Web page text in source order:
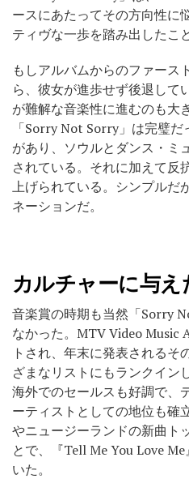
ースにあたってその方向性に
ティヴな一歩を踏み出したこ
もしアルバムからのファース
ら、彼女が進歩せず後退して
が難解な音楽性に進むのも大
「Sorry Not Sorry」は完璧
があり、ソウルとダンス・ミ
されている。それに加えて反
上げられている。シンプルだ
ネーションだ。
カルチャーに与え
音楽賞の時期も当然「Sorry
なかった。MTV Video Music
トされ、年末に発表されるそ
ざまなリストにもランクイン
海外でのセールスも好調で、
ーティストとしての地位も確
やニュージーランドの新曲ト
とで、『Tell Me You Love
いた。